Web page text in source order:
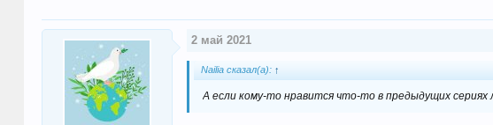
2 май 2021
Nailia сказал(а): ↑
А если кому-то нравится что-то в предыдущих